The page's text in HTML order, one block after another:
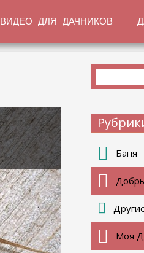
ВИДЕО ДЛЯ ДАЧНИКОВ
Баня
Моя